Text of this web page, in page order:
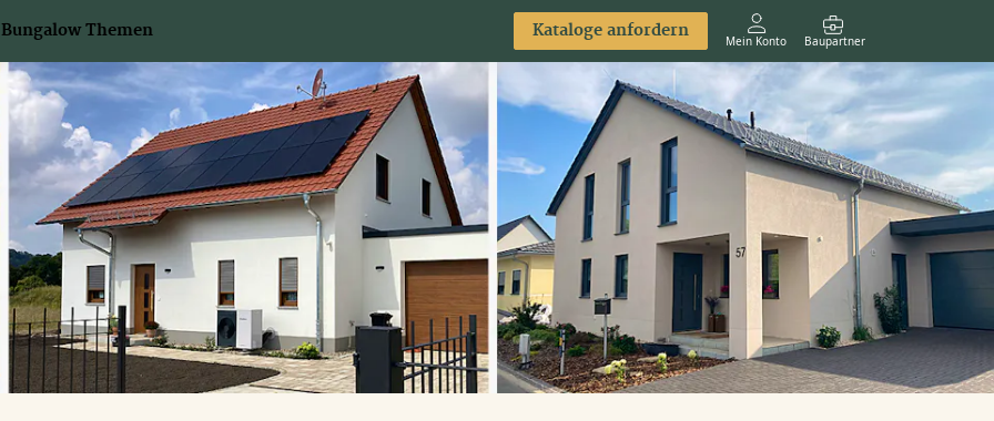
Bungalow Themen Kataloge anfordern Mein Konto
Anmelden
Baupartner